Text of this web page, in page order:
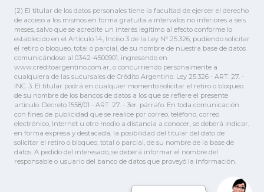
(2) El titular de los datos personales tiene la facultad de ejercer el derecho
de acceso a los mismos en forma gratuita a intervalos no inferiores a seis
meses, salvo que se acredite un interés legítimo al efecto conforme lo
establecido en el Artículo 14, Inciso 3 de la Ley Nº 25.326, pudiendo solicitar
el retiro o bloqueo, total o parcial, de su nombre de nuestra base de datos
comunicándose al 0342-4500901, ingresando en
www.creditoargentino.com.ar, o concurriendo personalmente a
cualquiera de las sucursales de Crédito Argentino. Ley 25.326 - ART. 27. -
INC. 3. El titular podrá en cualquier momento solicitar el retiro o bloqueo
de su nombre de los bancos de datos a los que se refiere el presente
artículo. Decreto 1558/01 - ART. 27. - 3er. párrafo. En toda comunicación
con fines de publicidad que se realice por correo, teléfono, correo
electrónico, Internet u otro medio a distancia a conocer, se deberá indicar,
en forma expresa y destacada, la posibilidad del titular del dato de
solicitar el retiro o bloqueo, total o parcial, de su nombre de la base de
datos. A pedido del interesado, se deberá informar el nombre del
responsable o usuario del banco de datos que proveyó la información.